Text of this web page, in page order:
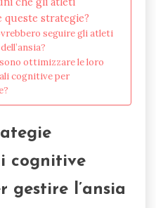
queste strategie?
seguire gli atleti
ottimizzare le loro
cognitive per
cognitive
gestire l’ansia